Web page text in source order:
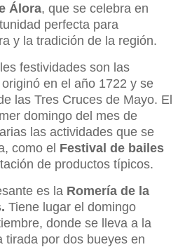
Álora, que se celebra en
perfecta para
y la tradición de la región.
festividades son las
en el año 1722 y se
las Tres Cruces de Mayo. El
domingo del mes de
las actividades que se
como el Festival de bailes
de productos típicos.
es la Romería de la
Tiene lugar el domingo
donde se lleva a la
tirada por dos bueyes en